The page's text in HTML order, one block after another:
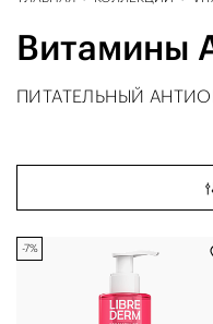
Витамины
ПИТАТЕЛЬНЫЙ
-7%